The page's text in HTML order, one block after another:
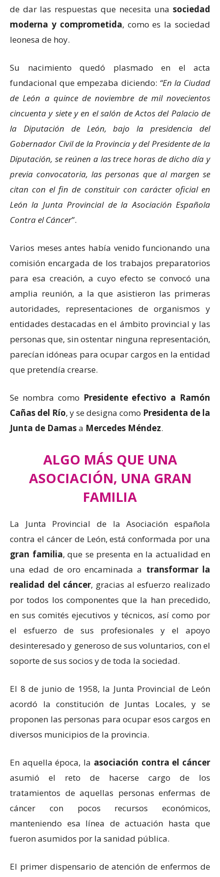
de dar las respuestas que necesita una sociedad
moderna y comprometida, como es la sociedad
leonesa de hoy.
Su nacimiento quedó plasmado en el acta
fundacional que empezaba diciendo: “En la Ciudad
de León a quince de noviembre de mil novecientos
cincuenta y siete y en el salón de Actos del Palacio de
la Diputación de León, bajo la presidencia del
Gobernador Civil de la Provincia y del Presidente de la
Diputación, se reúnen a las trece horas de dicho día y
previa convocatoria, las personas que al margen se
citan con el fin de constituir con carácter oficial en
León la Junta Provincial de la Asociación Española
Contra el Cáncer”.
Varios meses antes había venido funcionando una
comisión encargada de los trabajos preparatorios
para esa creación, a cuyo efecto se convocó una
amplia reunión, a la que asistieron las primeras
autoridades, representaciones de organismos y
entidades destacadas en el ámbito provincial y las
personas que, sin ostentar ninguna representación,
parecían idóneas para ocupar cargos en la entidad
que pretendía crearse.
Se nombra como Presidente efectivo a Ramón
Cañas del Río, y se designa como Presidenta de la
Junta de Damasa Mercedes Méndez.
ALGO MÁS QUE UNA
ASOCIACIÓN, UNA GRAN
FAMILIA
La Junta Provincial de la Asociación española
contra el cáncer de León, está conformada por una
gran familia, que se presenta en la actualidad en
una edad de oro encaminada a transformar la
realidad del cáncer, gracias al esfuerzo realizado
por todos los componentes que la han precedido,
en sus comités ejecutivos y técnicos, así como por
el esfuerzo de sus profesionales y el apoyo
desinteresado y generoso de sus voluntarios, con el
soporte de sus socios y de toda la sociedad.
El 8 de junio de 1958, la Junta Provincial de León
acordó la constitución de Juntas Locales, y se
proponen las personas para ocupar esos cargos en
diversos municipios de la provincia.
En aquella época, la asociación contra el cáncer
asumió el reto de hacerse cargo de los
tratamientos de aquellas personas enfermas de
cáncer con pocos recursos económicos,
manteniendo esa línea de actuación hasta que
fueron asumidos por la sanidad pública.
El primer dispensario de atención de enfermos de